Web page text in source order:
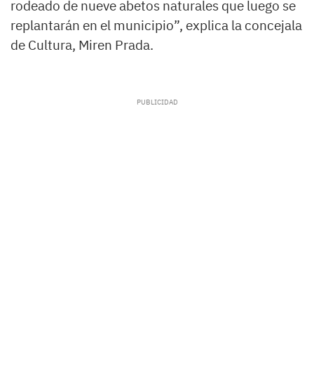
rodeado de nueve abetos naturales que luego se
replantarán en el municipio”, explica la concejala
de Cultura, Miren Prada.